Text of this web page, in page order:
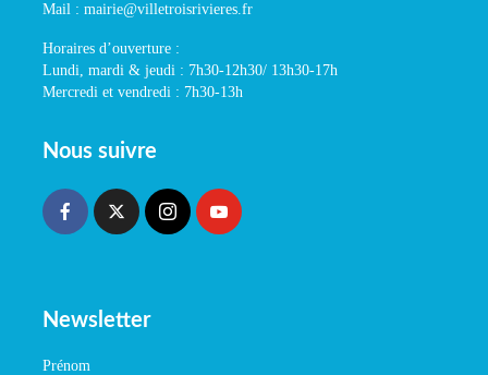
Mail : mairie@villetroisrivieres.fr
Horaires d’ouverture :
Lundi, mardi & jeudi : 7h30-12h30/ 13h30-17h
Mercredi et vendredi : 7h30-13h
Nous suivre
Newsletter
Prénom